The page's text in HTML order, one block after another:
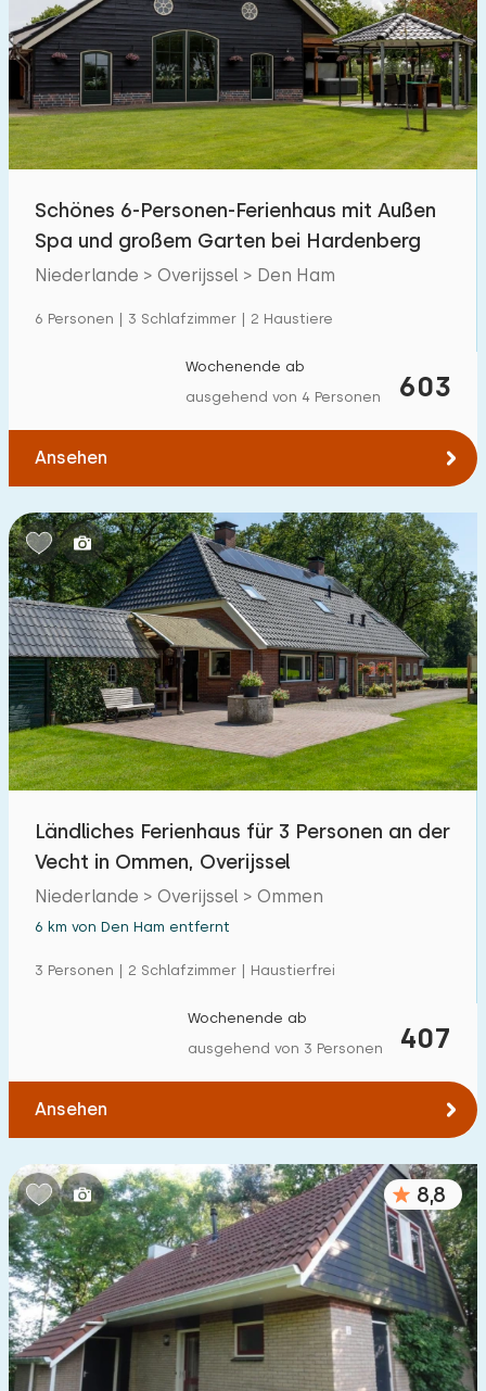
Schwimmbad 0
Eingezäunter Garten 1
Haustierfrei 3
Fahrradschuppen 5
Budget
€ 0 — € 1000+
Mindestanzahl
1 2 3 4 5
Badezimmer:
1 2 3 4 5
Entfernungen
Von Den Ham(max. km):
1 5 10 20 30
Zum Meer(max. km):
10 20
Zum Wasser
Zu öffentlichen Verkehrsmitteln(max. km):
0,2 0,5 1 2 5
Unterkunft
Schönes 6-Personen-Ferienhaus mit Außen
Spa und großem Garten bei Hardenberg
Niederlande > Overijssel > Den Ham
6 Personen | 3 Schlafzimmer | 2 Haustiere
603
Wochenende ab
ausgehend von 4 Personen
Ansehen
Ländliches Ferienhaus für 3 Personen an der
Vecht in Ommen, Overijssel
Niederlande > Overijssel > Ommen
6 km von Den Ham entfernt
3 Personen | 2 Schlafzimmer | Haustierfrei
407
Wochenende ab
ausgehend von 3 Personen
Ansehen
8,8